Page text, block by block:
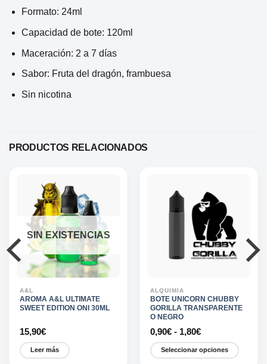
Formato: 24ml
Capacidad de bote: 120ml
Maceración: 2 a 7 días
Sabor: Fruta del dragón, frambuesa
Sin nicotina
PRODUCTOS RELACIONADOS
SIN EXISTENCIAS
A&L
AROMA A&L ULTIMATE
SWEET EDITION ONI 30ML
15,90€
Leer más
ALQUIMIA
BOTE UNICORN CHUBBY
GORILLA TRANSPARENTE
O NEGRO
0,90€ - 1,80€Rango
precios:
desde
Seleccionar opciones